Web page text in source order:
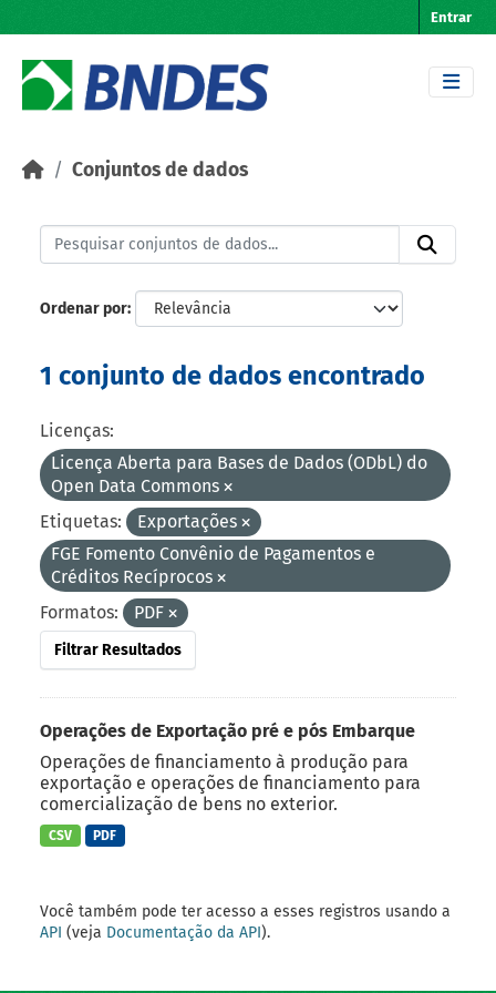
Entrar
Conjuntos de dados
Ordenar por
1 conjunto de dados encontrado
Licenças:
Licença Aberta para Bases de Dados (ODbL) do
Open Data Commons
Etiquetas:
Exportações
FGE Fomento Convênio de Pagamentos e
Créditos Recíprocos
Formatos:
PDF
Filtrar Resultados
Operações de Exportação pré e pós Embarque
Operações de financiamento à produção para
exportação e operações de financiamento para
comercialização de bens no exterior.
CSV PDF
Você também pode ter acesso a esses registros usando a
API (veja Documentação da API).